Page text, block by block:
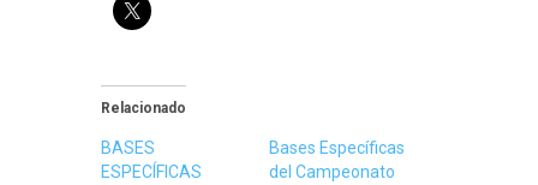
Relacionado
BASES
ESPECÍFICAS
Bases Específicas
del Campeonato